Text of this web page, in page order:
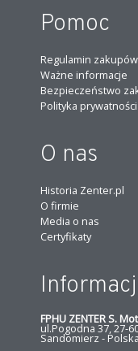
Pomoc
Regulamin zakupów
Ważne informacje
Bezpieczeństwo
Polityka prywatności
O nas
Historia Zenter.pl
O firmie
Media o nas
Certyfikaty
FPHU ZENTER S.
ul.Pogodna 37, 27-
Sandomierz - Polska